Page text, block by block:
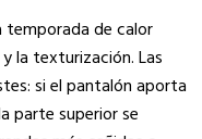
temporada de calor
la texturización. Las
si el pantalón aporta
parte superior se